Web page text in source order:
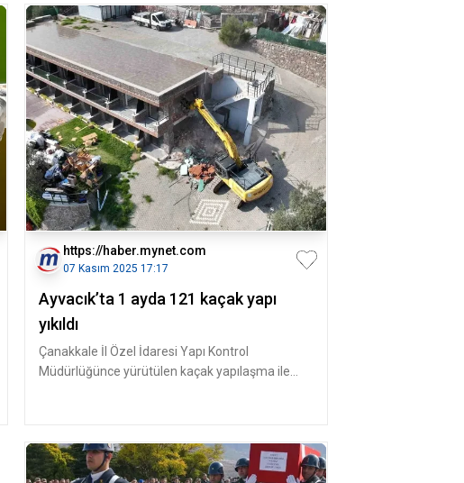
https://haber.mynet.com
07 Kasım 2025 17:17
Ayvacık’ta 1 ayda 121 kaçak yapı
yıkıldı
Çanakkale İl Özel İdaresi Yapı Kontrol
Müdürlüğünce yürütülen kaçak yapılaşma ile